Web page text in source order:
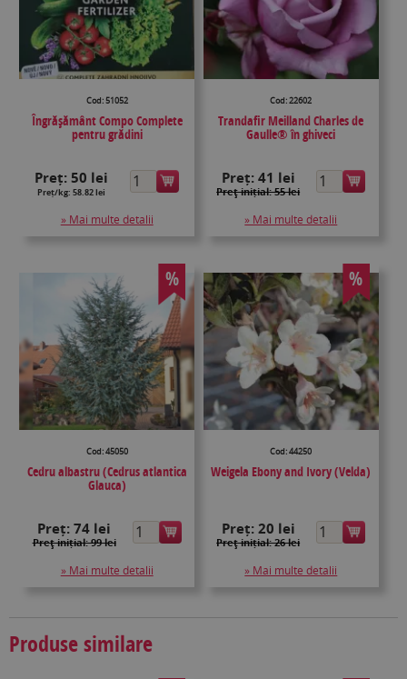
Cod: 51052
Îngrășământ Compo Complete
pentru grădini
Preț:50 lei
Preț/kg: 58.82 lei
» Mai multe detalii
Cod: 22602
Trandafir Meilland Charles de
Gaulle® în ghiveci
Preț: 41 lei
Preţ inițial: 55 lei
» Mai multe detalii
%
Cod: 45050
Cedru albastru (Cedrus atlantica
Glauca)
Preț:74 lei
Preţ inițial: 99 lei
» Mai multe detalii
%
Cod: 44250
Weigela Ebony and Ivory (Velda)
Preț: 20 lei
Preţ inițial: 26 lei
» Mai multe detalii
Produse similare